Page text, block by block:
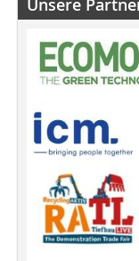
Unsere